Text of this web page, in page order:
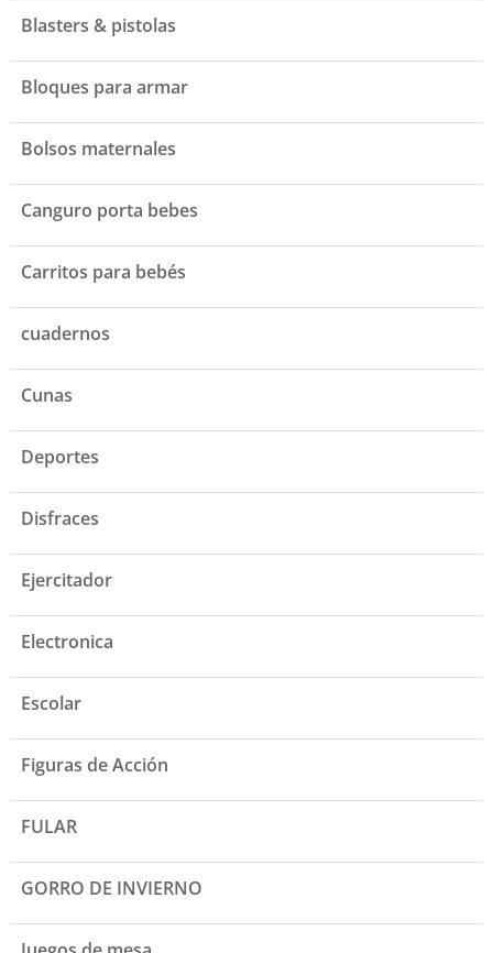
Blasters & pistolas
Bloques para armar
Bolsos maternales
Canguro porta bebes
Carritos para bebés
cuadernos
Cunas
Deportes
Disfraces
Ejercitador
Electronica
Escolar
Figuras de Acción
FULAR
GORRO DE INVIERNO